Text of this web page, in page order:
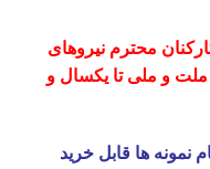
محترم نیروهای
و ملی تا یکسال و
ها قابل خرید